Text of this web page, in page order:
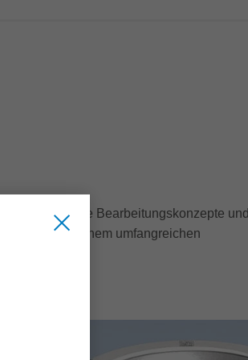
erfordert neue Bearbeitungskonzepte und
bietet mit seinem umfangreichen